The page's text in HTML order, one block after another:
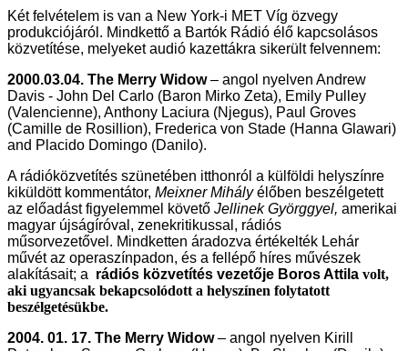
Két felvételem is van a New York-i MET Víg özvegy
produkciójáról. Mindkettő a Bartók Rádió élő kapcsolásos
közvetítése, melyeket audió kazettákra sikerült felvennem:
2000.03.04. The Merry Widow– angol nyelven Andrew
Davis - John Del Carlo (Baron Mirko Zeta), Emily Pulley
(Valencienne), Anthony Laciura (Njegus), Paul Groves
(Camille de Rosillion), Frederica von Stade (Hanna Glawari)
and Placido Domingo (Danilo).
A rádióközvetítés szünetében itthonról a külföldi helyszínre
kiküldött kommentátor, Meixner Mihályélőben beszélgetett
az előadást figyelemmel követő Jellinek Györggyel, amerikai
magyar újságíróval, zenekritikussal, rádiós
műsorvezetővel. Mindketten áradozva értékelték Lehár
művét az operaszínpadon, és a fellépő híres művészek
alakításait; a rádiós közvetítés vezetője Boros Attila volt,
aki ugyancsak bekapcsolódott a helyszínen folytatott
beszélgetésükbe.
2004. 01. 17. The Merry Widow– angol nyelven Kirill